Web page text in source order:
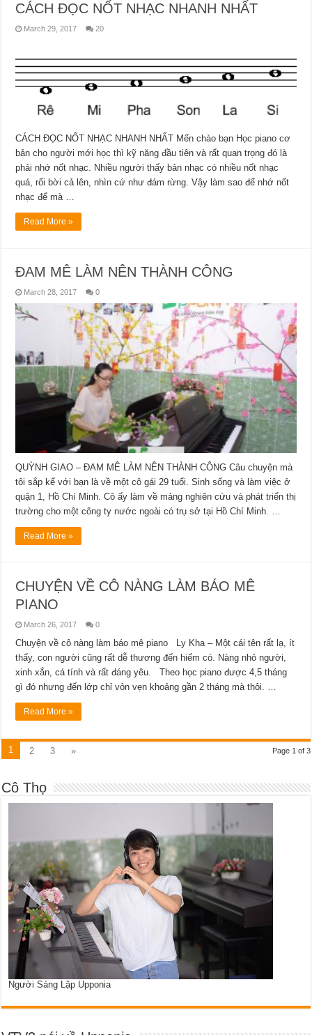
CÁCH ĐỌC NỐT NHẠC NHANH NHẤT
March 29, 2017 20
CÁCH ĐỌC NỐT NHẠC NHANH NHẤT Mến chào bạn Học piano cơ
bản cho người mới học thì kỹ năng đầu tiên và rất quan trọng đó là
phải nhớ nốt nhạc. Nhiều người thấy bản nhạc có nhiều nốt nhạc
quá, rối bời cả lên, nhìn cứ như đám rừng. Vậy làm sao để nhớ nốt
nhạc để mà …
Read More »
ĐAM MÊ LÀM NÊN THÀNH CÔNG
March 28, 2017 0
QUỲNH GIAO – ĐAM MÊ LÀM NÊN THÀNH CÔNG Câu chuyện mà
tôi sắp kể với bạn là về một cô gái 29 tuổi. Sinh sống và làm việc ở
quận 1, Hồ Chí Minh. Cô ấy làm về mảng nghiên cứu và phát triển thị
trường cho một công ty nước ngoài có trụ sở tại Hồ Chí Minh. …
Read More »
CHUYỆN VỀ CÔ NÀNG LÀM BÁO MÊ
PIANO
March 26, 2017 0
Chuyện về cô nàng làm báo mê piano Ly Kha – Một cái tên rất lạ, ít
thấy, con người cũng rất dễ thương đến hiếm có. Nàng nhỏ người,
xinh xắn, cá tính và rất đáng yêu. Theo học piano được 4,5 tháng
gì đó nhưng đến lớp chỉ vỏn vẹn khoảng gần 2 tháng mà thôi. …
Read More »
Page 1 of 3
1 2 3 »
Cô Thọ
Người Sáng Lập Upponia